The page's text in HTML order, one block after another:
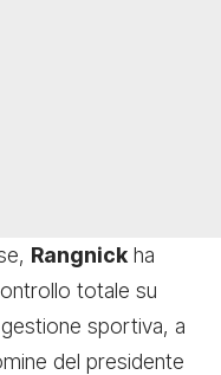
Rangnick ha
totale su
sportiva, a
del presidente